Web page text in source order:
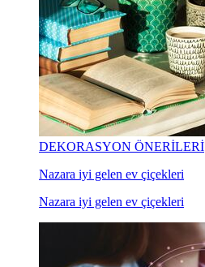
DEKORASYON ÖNERİLERİ
Nazara iyi gelen ev çiçekleri
Nazara iyi gelen ev çiçekleri